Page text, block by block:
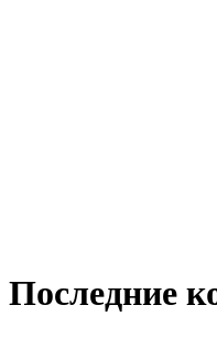
Последние